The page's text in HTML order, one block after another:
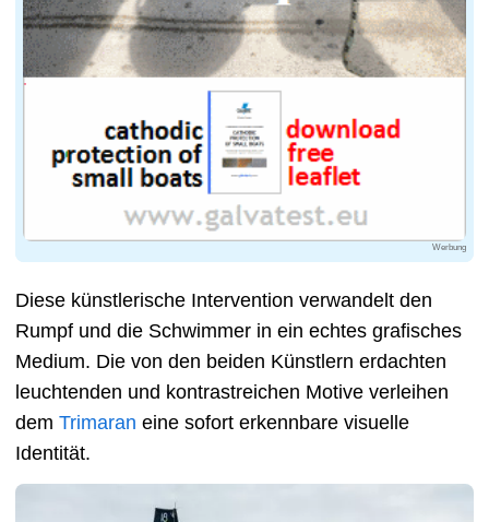
Werbung
Diese künstlerische Intervention verwandelt den
Rumpf und die Schwimmer in ein echtes grafisches
Medium. Die von den beiden Künstlern erdachten
leuchtenden und kontrastreichen Motive verleihen
dem Trimaran eine sofort erkennbare visuelle
Identität.